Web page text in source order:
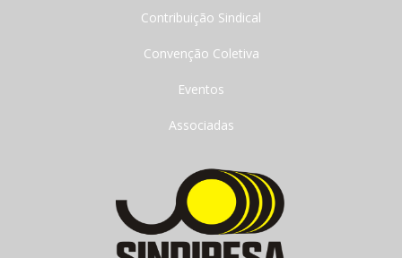
Contribuição Sindical
Convenção Coletiva
Eventos
Associadas